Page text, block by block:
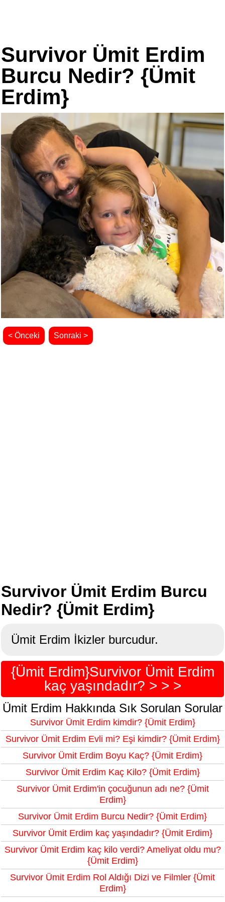
Survivor Ümit Erdim
Burcu Nedir? {Ümit
Erdim}
< Önceki Sonraki >
Survivor Ümit Erdim Burcu
Nedir? {Ümit Erdim}
Ümit Erdim İkizler burcudur.
{Ümit Erdim}Survivor Ümit Erdim
kaç yaşındadır? > > >
Ümit Erdim Hakkında Sık Sorulan Sorular
Survivor Ümit Erdim kimdir? {Ümit Erdim}
Survivor Ümit Erdim Evli mi? Eşi kimdir? {Ümit Erdim}
Survivor Ümit Erdim Boyu Kaç? {Ümit Erdim}
Survivor Ümit Erdim Kaç Kilo? {Ümit Erdim}
Survivor Ümit Erdim'in çocuğunun adı ne? {Ümit
Erdim}
Survivor Ümit Erdim Burcu Nedir? {Ümit Erdim}
Survivor Ümit Erdim kaç yaşındadır? {Ümit Erdim}
Survivor Ümit Erdim kaç kilo verdi? Ameliyat oldu mu?
{Ümit Erdim}
Survivor Ümit Erdim Rol Aldığı Dizi ve Filmler {Ümit
Erdim}